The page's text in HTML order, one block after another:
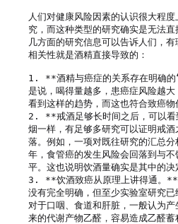
人们对健康风险因素的认识很大程
究，而这种类型的研究确实是无法
几方面的研究信息可以告诉人们，
相关性就是酒精直接导致的：
1. **酒精与癌症的关系存在明确
是说，喝得量越多，患癌症风险越
看到这样的趋势，而这也符合致癌物
2. **戒酒足够长时间之后，可以看
烟一样，有足够多研究可以证明戒
落。例如，一项对既往研究的汇总
年，食管癌的发生风险会回落到与
平。这也说明饮酒量确实是其中的决
3. **饮酒致癌从原理上讲得通。**
没有完全明确，但至少实验室研究已
对于口咽、食道和肝脏，一般认为
来的代谢产物乙醛，容易造成乙醛